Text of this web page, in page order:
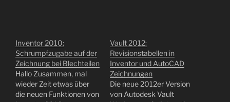
Inventor 2010:
Schrumpfzugabe auf der
Zeichnung bei Blechteilen
Hallo Zusammen, mal
wieder Zeit etwas über
die neuen Funktionen von
Vault 2012:
Revisionstabellen in
Inventor und AutoCAD
Zeichnungen
Die neue 2012er Version
von Autodesk Vault